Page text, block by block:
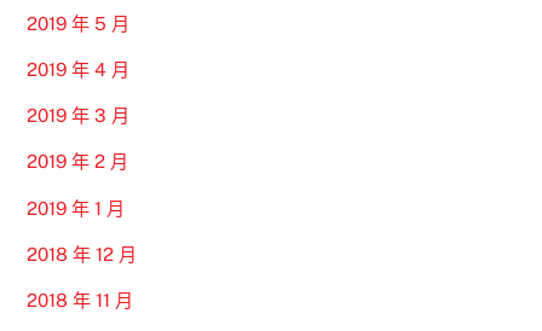
2019 年 5 月
2019 年 4 月
2019 年 3 月
2019 年 2 月
2019 年 1 月
2018 年 12 月
2018 年 11 月